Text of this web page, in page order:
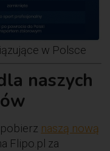
w Polsce
naszych
naszą nową
Flipo.pl za